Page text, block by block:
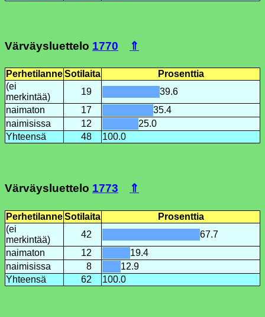
Värväysluettelo 1770 ⇑
PerhetilanneSotilaita
Prosenttia
(ei
merkintää)
19
39.6
naimaton
17
35.4
naimisissa
12
25.0
Yhteensä
48 100.0
Värväysluettelo 1773 ⇑
PerhetilanneSotilaita
Prosenttia
(ei
merkintää)
42
67.7
naimaton
12
19.4
naimisissa
8
12.9
Yhteensä
62 100.0